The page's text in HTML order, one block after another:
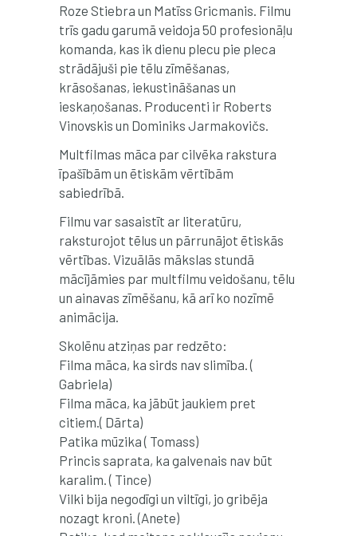
Roze Stiebra un Matīss Gricmanis. Filmu
trīs gadu garumā veidoja 50 profesionāļu
komanda, kas ik dienu plecu pie pleca
strādājuši pie tēlu zīmēšanas,
krāsošanas, iekustināšanas un
ieskaņošanas. Producenti ir Roberts
Vinovskis un Dominiks Jarmakovičs.
Multfilmas māca par cilvēka rakstura
īpašībām un ētiskām vērtībām
sabiedrībā.
Filmu var sasaistīt ar literatūru,
raksturojot tēlus un pārrunājot ētiskās
vērtības. Vizuālās mākslas stundā
mācījāmies par multfilmu veidošanu, tēlu
un ainavas zīmēšanu, kā arī ko nozīmē
animācija.
Skolēnu atziņas par redzēto:
Filma māca, ka sirds nav slimība. (
Gabriela)
Filma māca, ka jābūt jaukiem pret
citiem.( Dārta)
Patika mūzika ( Tomass)
Princis saprata, ka galvenais nav būt
karalim. ( Tince)
Vilki bija negodīgi un viltīgi, jo gribēja
nozagt kroni. (Anete)